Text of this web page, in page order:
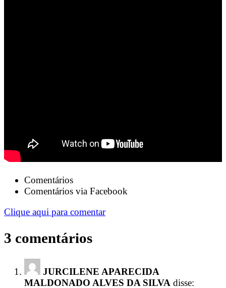
Comentários
Comentários via Facebook
Clique aqui para comentar
3 comentários
JURCILENE APARECIDA
MALDONADO ALVES DA SILVA disse: